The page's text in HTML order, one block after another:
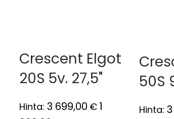
Crescent Elgot
20S 5v. 27,5"
Hinta: 3 699,00 € 1
50S
Hinta: